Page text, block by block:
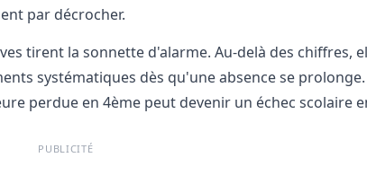
par décrocher.
tirent la sonnette d'alarme. Au-delà des chiffres,
systématiques dès qu'une absence se
perdue en 4ème peut devenir un échec scolaire
PUBLICITÉ